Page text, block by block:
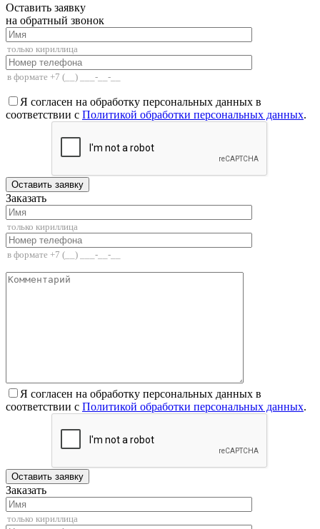
Оставить заявку
на обратный звонок
Я согласен на обработку персональных данных в
соответствии с Политикой обработки персональных данных.
Заказать
Я согласен на обработку персональных данных в
соответствии с Политикой обработки персональных данных.
Заказать